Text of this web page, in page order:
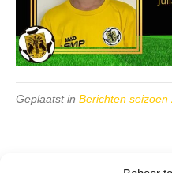
Geplaatst in Berichten seizoen